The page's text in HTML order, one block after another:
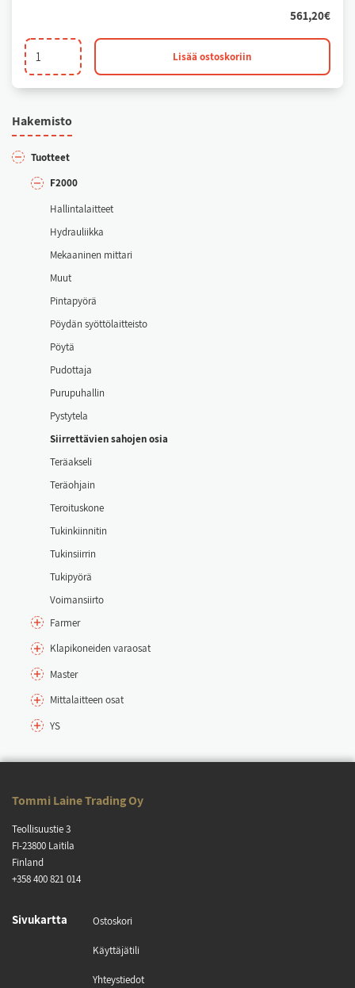
Ha­ke­mis­to
Tuot­teet
F2000
Hal­lin­ta­lait­teet
Hyd­rau­liik­ka
Me­kaa­ni­nen mit­ta­ri
Muut
Pin­ta­pyö­rä
Pöy­dän syöt­tö­lait­teis­to
Pöy­tä
Pu­dot­ta­ja
Pu­ru­pu­hal­lin
Pys­ty­te­la
Siir­ret­tä­vien sa­ho­jen osia
Te­räak­se­li
Te­räoh­jain
Te­roi­tus­ko­ne
Tu­kin­kiin­ni­tin
Tu­kin­siir­rin
Tu­ki­pyö­rä
Voi­man­siir­to
Far­mer
Kla­pi­ko­nei­den va­rao­sat
Mas­ter
Mit­ta­lait­teen osat
YS
561,20€
Tukinnostimen
ja
määrä
Lisää ostoskoriin
Tom­mi Lai­ne Tra­ding Oy
Teol­li­suus­tie 3
FI-23800 Lai­ti­la
Fin­land
+358 400 821 014
Si­vu­kart­ta Os­tos­ko­ri
Käyt­tä­jä­ti­li
Yh­teys­tie­dot